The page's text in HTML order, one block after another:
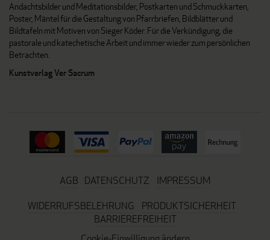
Andachtsbilder und Meditationsbilder, Postkarten und Schmuckkarten,
Poster, Mäntel für die Gestaltung von Pfarrbriefen, Bildblätter und
Bildtafeln mit Motiven von Sieger Köder. Für die Verkündigung, die
pastorale und katechetische Arbeit und immer wieder zum persönlichen
Betrachten.
Kunstverlag Ver Sacrum
AGB DATENSCHUTZ
IMPRESSUM
WIDERRUFSBELEHRUNG
PRODUKTSICHERHEIT
BARRIEREFREIHEIT